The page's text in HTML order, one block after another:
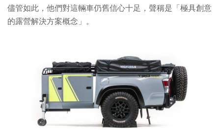
儘管如此，他們對這輛車仍舊信心十足，聲稱是「極具創意
的露營解決方案概念」。